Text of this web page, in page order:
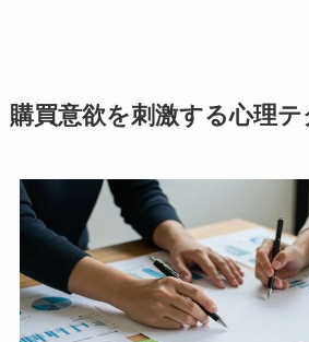
購買意欲を刺激する心理テ